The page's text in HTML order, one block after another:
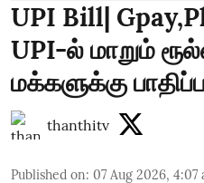
UPI Bill|
UPI-ல் மாறும்
மக்களுக்கு
thanthitv
Published on: 07 Aug 2026, 4:07